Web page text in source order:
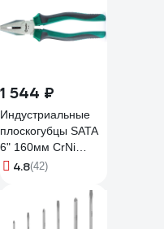
1 544 ₽
Индустриальные
плоскогубцы SATA
6" 160мм CrNi
+30% прочности.
производств.
4.8(42)